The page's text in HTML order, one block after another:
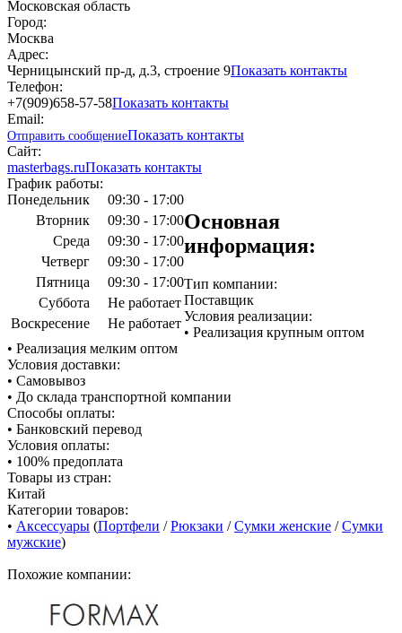
Московская область
Город:
Москва
Адрес:
Черницынский пр-д, д.3, строение 9Показать контакты
Телефон:
+7(909)658-57-58Показать контакты
Email:
Отправить сообщениеПоказать контакты
Сайт:
masterbags.ruПоказать контакты
График работы:
Понедельник
09:30 - 17:00
Вторник
09:30 - 17:00
Среда
09:30 - 17:00
Четверг
09:30 - 17:00
Пятница
09:30 - 17:00
Суббота
Не работает
Воскресение
Не работает
Основная
информация:
Тип компании:
Поставщик
Условия реализации:
• Реализация крупным оптом
• Реализация мелким оптом
Условия доставки:
• Самовывоз
• До склада транспортной компании
Способы оплаты:
• Банковский перевод
Условия оплаты:
• 100% предоплата
Товары из стран:
Китай
Категории товаров:
• Аксессуары (Портфели /Рюкзаки /Сумки женские /Сумки
мужские)
Похожие компании: